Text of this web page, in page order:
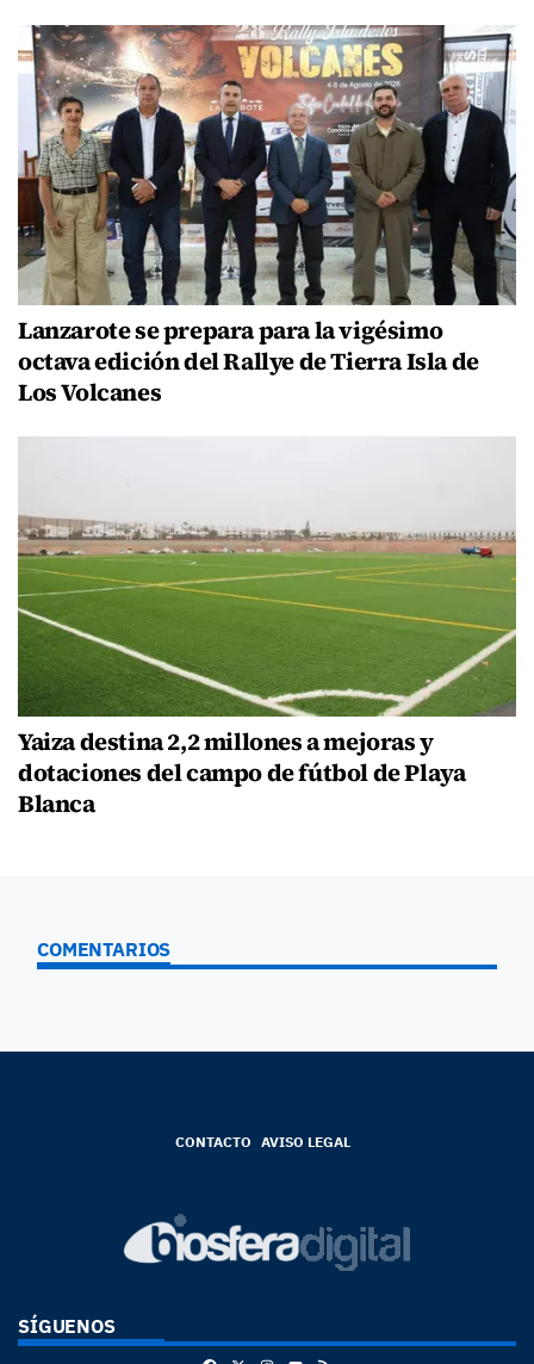
Lanzarote se prepara para la vigésimo
octava edición del Rallye de Tierra Isla de
Los Volcanes
Yaiza destina 2,2 millones a mejoras y
dotaciones del campo de fútbol de Playa
Blanca
COMENTARIOS
CONTACTO AVISO LEGAL
SÍGUENOS